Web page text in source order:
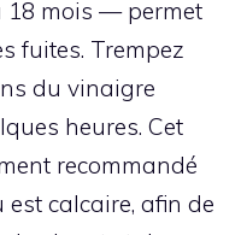
18 mois — permet
fuites. Trempez
du vinaigre
heures. Cet
recommandé
est calcaire, afin de